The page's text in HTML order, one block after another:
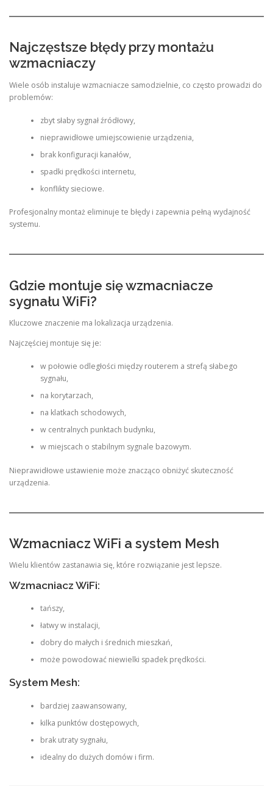
Najczęstsze błędy przy montażu
wzmacniaczy
Wiele osób instaluje wzmacniacze samodzielnie, co często prowadzi do
problemów:
zbyt słaby sygnał źródłowy,
nieprawidłowe umiejscowienie urządzenia,
brak konfiguracji kanałów,
spadki prędkości internetu,
konflikty sieciowe.
Profesjonalny montaż eliminuje te błędy i zapewnia pełną wydajność
systemu.
Gdzie montuje się wzmacniacze
sygnału WiFi?
Kluczowe znaczenie ma lokalizacja urządzenia.
Najczęściej montuje się je:
w połowie odległości między routerem a strefą słabego
sygnału,
na korytarzach,
na klatkach schodowych,
w centralnych punktach budynku,
w miejscach o stabilnym sygnale bazowym.
Nieprawidłowe ustawienie może znacząco obniżyć skuteczność
urządzenia.
Wzmacniacz WiFi a system Mesh
Wielu klientów zastanawia się, które rozwiązanie jest lepsze.
Wzmacniacz WiFi:
tańszy,
łatwy w instalacji,
dobry do małych i średnich mieszkań,
może powodować niewielki spadek prędkości.
System Mesh:
bardziej zaawansowany,
kilka punktów dostępowych,
brak utraty sygnału,
idealny do dużych domów i firm.